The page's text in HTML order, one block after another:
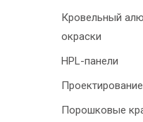
Кровельный
окраски
HPL-панели
Порошковые